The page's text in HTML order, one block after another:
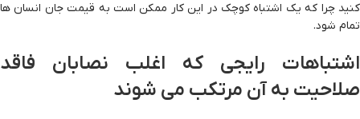
کنید چرا که یک اشتباه کوچک در این کار ممکن است به قیمت جان انسان ها
تمام شود.
اشتباهات رایجی که اغلب نصابان فاقد
صلاحیت به آن مرتکب می شوند